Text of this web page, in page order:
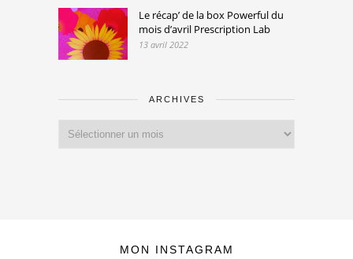
Le récap’ de la box Powerful du
mois d’avril Prescription Lab
13 avril 2022
ARCHIVES
MON INSTAGRAM